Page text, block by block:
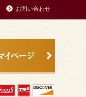
お問い合わせ